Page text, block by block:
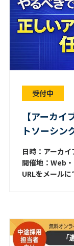
受付中
【アーカ
トソーシン
日時：アーカイ
開催地：Web
URLをメールに